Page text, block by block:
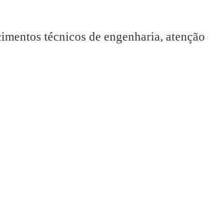
técnicos de engenharia, atenção